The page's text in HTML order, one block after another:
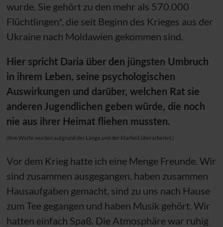
wurde. Sie gehört zu den mehr als 570.000
Flüchtlingen*, die seit Beginn des Krieges aus der
Ukraine nach Moldawien gekommen sind.
Hier spricht Daria über den jüngsten Umbruch
in ihrem Leben, seine psychologischen
Auswirkungen und darüber, welchen Rat sie
anderen Jugendlichen geben würde, die noch
nie aus ihrer Heimat fliehen mussten.
(Ihre Worte wurden aufgrund der Länge und der Klarheit überarbeitet.)
Vor dem Krieg hatte ich eine Menge Freunde. Wir
sind zusammen ausgegangen, haben zusammen
Hausaufgaben gemacht, sind zu uns nach Hause
zum Tee gegangen und haben Musik gehört. Wir
hatten einfach Spaß. Die Atmosphäre war ruhig